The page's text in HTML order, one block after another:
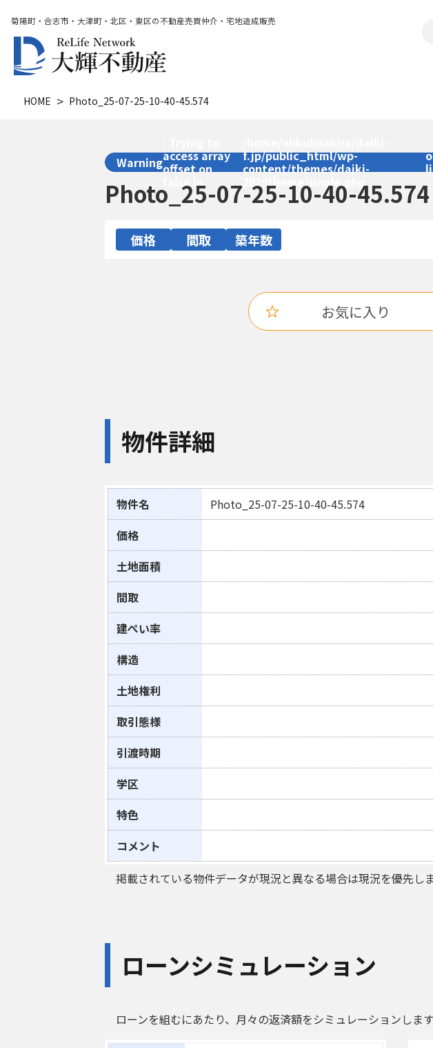
菊陽町・合志市・大津町・北区・東区の不動産売買仲介・宅地造成販売
HOME Photo_25-07-25-10-40-45.574
Warningaccess array
offset on
false in
f.jp/public_html/wp-
content/themes/daiki-
2025theme/single.php
Photo_25-07-25-10-40-45.574
価格 間取 築年数
お気に入り
物件詳細
物件名 Photo_25-07-25-10-40-45.574
価格
土地面積
間取
建ぺい率
構造
土地権利
取引態様
引渡時期
学区
特色
コメント
掲載されている物件データが現況と異なる場合は現況を優先しま
ローンシミュレーション
ローンを組むにあたり、月々の返済額をシミュレーションします